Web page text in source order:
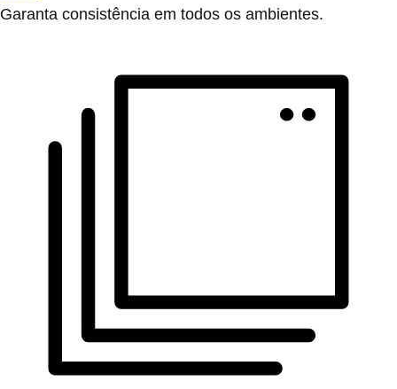
Garanta consistência em todos os ambientes.